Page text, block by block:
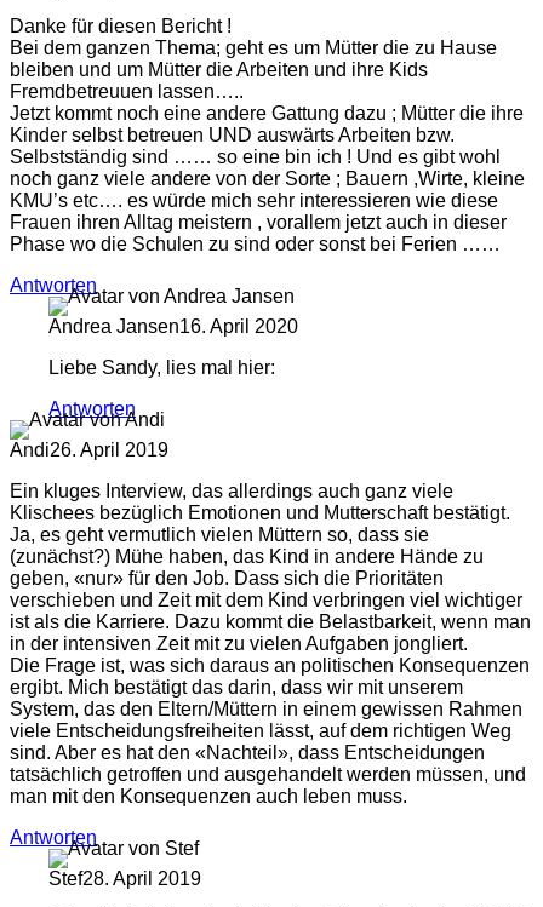
Danke für diesen Bericht !
Bei dem ganzen Thema; geht es um Mütter die zu Hause
bleiben und um Mütter die Arbeiten und ihre Kids
Fremdbetreuuen lassen…..
Jetzt kommt noch eine andere Gattung dazu ; Mütter die ihre
Kinder selbst betreuen UND auswärts Arbeiten bzw.
Selbstständig sind …… so eine bin ich ! Und es gibt wohl
noch ganz viele andere von der Sorte ; Bauern ,Wirte, kleine
KMU’s etc…. es würde mich sehr interessieren wie diese
Frauen ihren Alltag meistern , vorallem jetzt auch in dieser
Phase wo die Schulen zu sind oder sonst bei Ferien ……
Antworten
Andrea Jansen16. April 2020
Liebe Sandy, lies mal hier:
Antworten
Andi26. April 2019
Ein kluges Interview, das allerdings auch ganz viele
Klischees bezüglich Emotionen und Mutterschaft bestätigt.
Ja, es geht vermutlich vielen Müttern so, dass sie
(zunächst?) Mühe haben, das Kind in andere Hände zu
geben, «nur» für den Job. Dass sich die Prioritäten
verschieben und Zeit mit dem Kind verbringen viel wichtiger
ist als die Karriere. Dazu kommt die Belastbarkeit, wenn man
in der intensiven Zeit mit zu vielen Aufgaben jongliert.
Die Frage ist, was sich daraus an politischen Konsequenzen
ergibt. Mich bestätigt das darin, dass wir mit unserem
System, das den Eltern/Müttern in einem gewissen Rahmen
viele Entscheidungsfreiheiten lässt, auf dem richtigen Weg
sind. Aber es hat den «Nachteil», dass Entscheidungen
tatsächlich getroffen und ausgehandelt werden müssen, und
man mit den Konsequenzen auch leben muss.
Antworten
Stef28. April 2019